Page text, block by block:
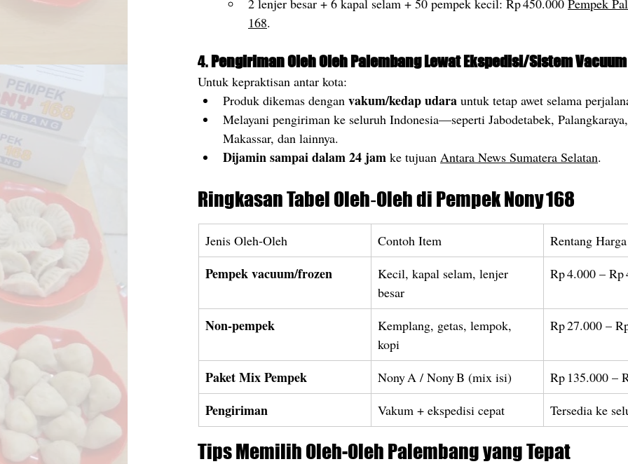
168.
4. Pengiriman Oleh Oleh Palembang Lewat Ekspedisi/Sistem Vacuum
Untuk kepraktisan antar kota:
Produk dikemas dengan vakum/kedap udara untuk tetap awet selama
Melayani pengiriman ke seluruh Indonesia—seperti Jabodetabek,
Makassar, dan lainnya.
Dijamin sampai dalam 24 jam ke tujuan Antara News Sumatera Selatan.
Ringkasan Tabel Oleh‑Oleh di Pempek Nony 168
Jenis Oleh‑Oleh Contoh Item Rentang Harga
Pempek vacuum/frozen
Kecil, kapal selam, lenjer
besar
Rp 4.000 – Rp
Non-pempek
Kemplang, getas, lempok,
kopi
Rp 27.000 –
Paket Mix Pempek Nony A / Nony B (mix isi) Rp 135.000 –
Pengiriman Vakum + ekspedisi cepat Tersedia ke
Tips Memilih Oleh-Oleh Palembang yang Tepat